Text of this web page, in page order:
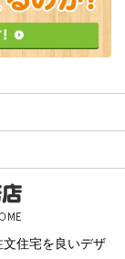
住宅を良いデザ